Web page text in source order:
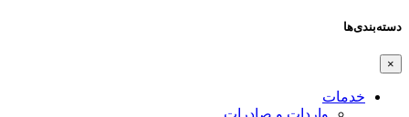
دسته‌بندی‌ها
×
خدمات